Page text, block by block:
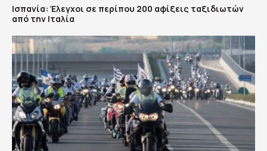
Ισπανία: Έλεγχοι σε περίπου 200 αφίξεις ταξιδιωτών
από την Ιταλία